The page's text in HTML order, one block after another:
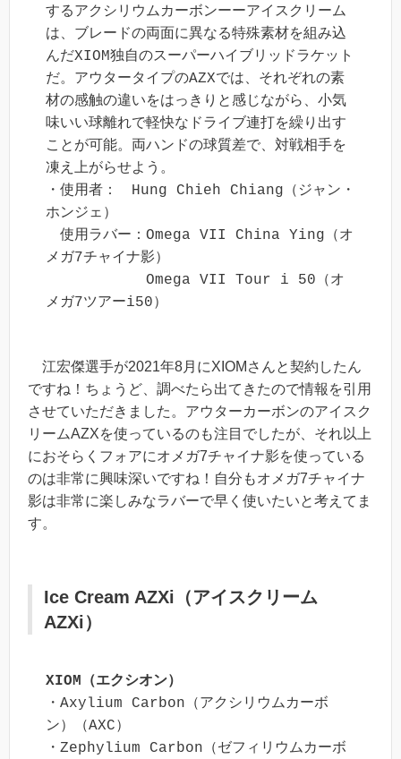
するアクシリウムカーボンーーアイスクリーム
は、ブレードの両面に異なる特殊素材を組み込
んだXIOM独自のスーパーハイブリッドラケット
だ。アウタータイプのAZXでは、それぞれの素
材の感触の違いをはっきりと感じながら、小気
味いい球離れで軽快なドライブ連打を繰り出す
ことが可能。両ハンドの球質差で、対戦相手を
凍え上がらせよう。
・使用者：　Hung Chieh Chiang（ジャン・
ホンジェ）
使用ラバー：Omega VII China Ying（オ
メガ7チャイナ影）
Omega VII Tour i 50（オ
メガ7ツアーi50）
江宏傑選手が2021年8月にXIOMさんと契約したん
ですね！ちょうど、調べたら出てきたので情報を引用
させていただきました。アウターカーボンのアイスク
リームAZXを使っているのも注目でしたが、それ以上
におそらくフォアにオメガ7チャイナ影を使っている
のは非常に興味深いですね！自分もオメガ7チャイナ
影は非常に楽しみなラバーで早く使いたいと考えてま
す。
Ice Cream AZXi（アイスクリーム
AZXi）
XIOM（エクシオン）
・Axylium Carbon（アクシリウムカーボ
ン）（AXC）
・Zephylium Carbon（ゼフィリウムカーボ